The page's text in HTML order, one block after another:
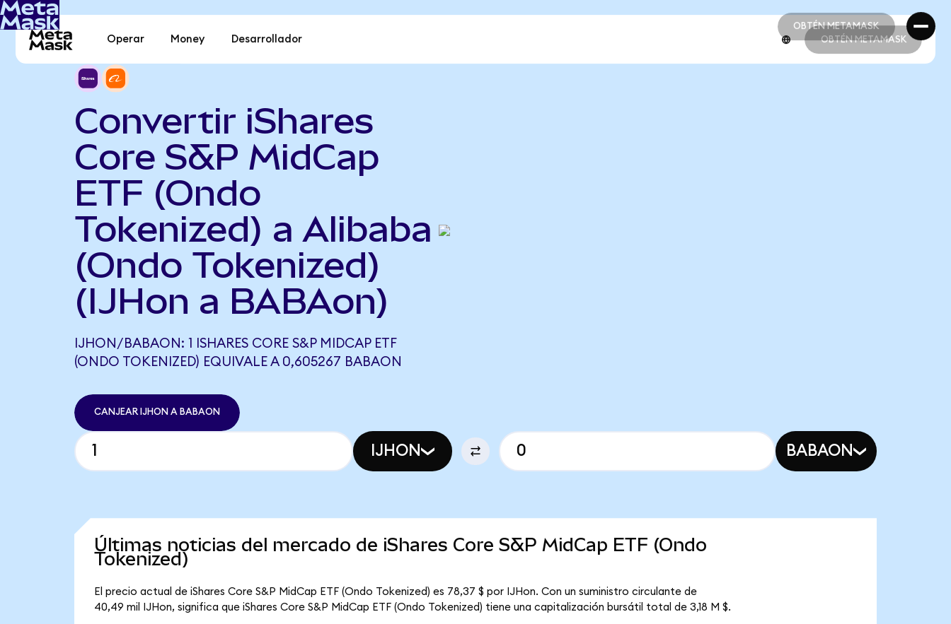
OBTÉN METAMASK
OBTÉN METAMASK
Operar Money Desarrollador OBTÉN METAMASK
Convertir iShares
Core S&P MidCap
ETF (Ondo
Tokenized) a Alibaba
(Ondo Tokenized)
(IJHon a BABAon)
IJHON/BABAON: 1 ISHARES CORE S&P MIDCAP ETF
(ONDO TOKENIZED) EQUIVALE A 0,605267 BABAON
CANJEAR IJHON A BABAON
IJHON BABAON
Últimas noticias del mercado de iShares Core S&P MidCap ETF (Ondo
Tokenized)
El precio actual de iShares Core S&P MidCap ETF (Ondo Tokenized) es 78,37 $ por IJHon. Con un suministro circulante de
40,49 mil IJHon, significa que iShares Core S&P MidCap ETF (Ondo Tokenized) tiene una capitalización bursátil total de 3,18 M $.